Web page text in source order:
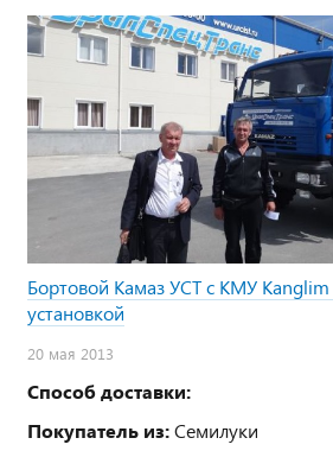
Бортовой Камаз УСТ с КМУ
установкой
20 мая 2013
Способ доставки:
Покупатель из:Семилуки